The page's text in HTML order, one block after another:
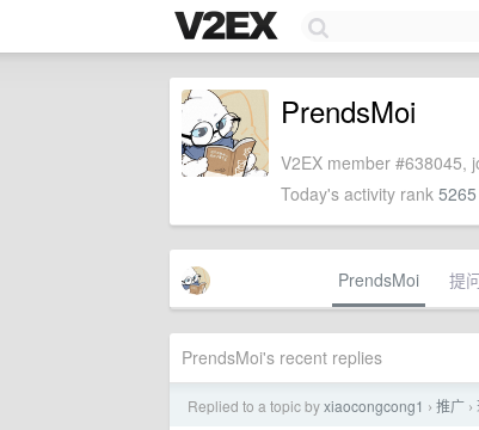
PrendsMoi
V2EX member #638045,
Today's activity rank 5265
PrendsMoi 提
PrendsMoi's recent replies
Replied to a topic byxiaocongcong1 › 推广 ›